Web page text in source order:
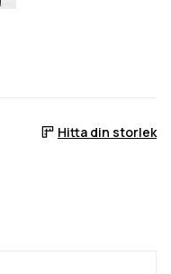
Hitta din storlek